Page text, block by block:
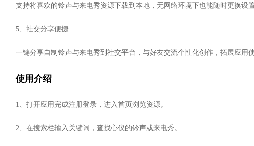
支持将喜欢的铃声与来电秀资源下载到本地，无网络环境下也能随时更换设
5、社交分享便捷
一键分享自制铃声与来电秀到社交平台，与好友交流个性化创作，拓展应用使
使用介绍
1、打开应用完成注册登录，进入首页浏览资源。
2、在搜索栏输入关键词，查找心仪的铃声或来电秀。